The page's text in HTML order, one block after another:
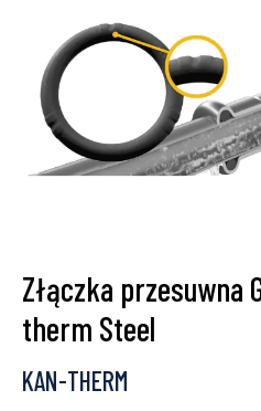
Złączka przesuwna
therm Steel
KAN-THERM